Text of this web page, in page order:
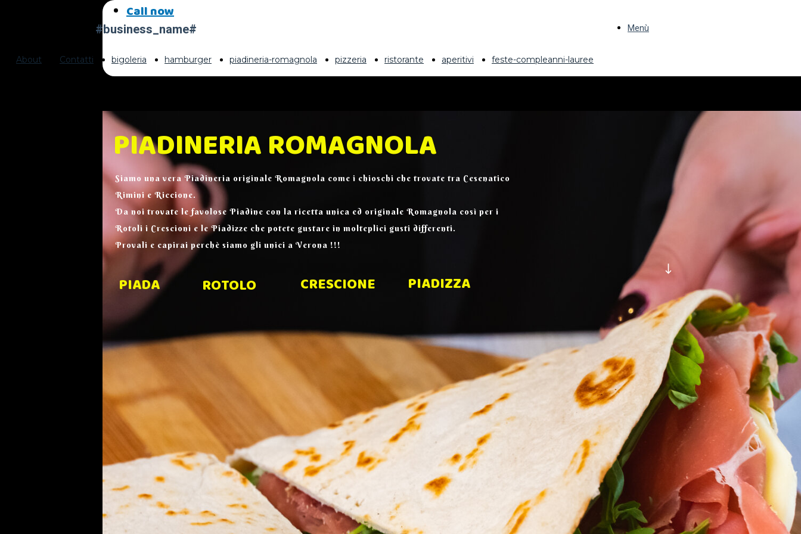
Call now
Menù
#business_name#
About Contatti bigoleria hamburger piadineria-romagnola pizzeria ristorante aperitivi feste-compleanni-lauree
PIADINERIA ROMAGNOLA
Siamo una vera Piadineria originale Romagnola come i chioschi che trovate tra Cesenatico
Rimini e Riccione.
Da noi trovate le favolose Piadine con la ricetta unica ed originale Romagnola così per i
Rotoli i Crescioni e le Piadizze che potete gustare in molteplici gusti differenti.
Provali e capirai perchè siamo gli unici a Verona !!!
PIADIZZA
CRESCIONE
PIADA ROTOLO